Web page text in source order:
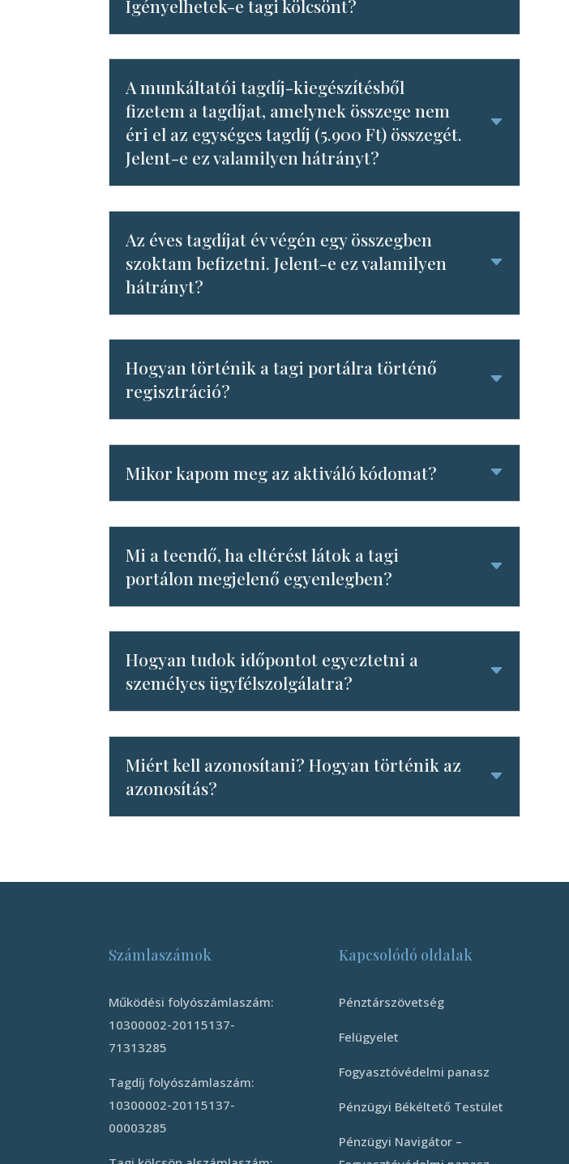
Igényelhetek-e tagi kölcsönt?
A munkáltatói tagdíj-kiegészítésből
fizetem a tagdíjat, amelynek összege nem
éri el az egységes tagdíj (5.900 Ft) összegét.
Jelent-e ez valamilyen hátrányt?
Az éves tagdíjat év végén egy összegben
szoktam befizetni. Jelent-e ez valamilyen
hátrányt?
Hogyan történik a tagi portálra történő
regisztráció?
Mikor kapom meg az aktiváló kódomat?
Mi a teendő, ha eltérést látok a tagi
portálon megjelenő egyenlegben?
Hogyan tudok időpontot egyeztetni a
személyes ügyfélszolgálatra?
Miért kell azonosítani? Hogyan történik az
azonosítás?
Számlaszámok
Működési folyószámlaszám:
10300002-20115137-
71313285
Tagdíj folyószámlaszám:
10300002-20115137-
00003285
Kapcsolódó oldalak
Pénztárszövetség
Felügyelet
Fogyasztóvédelmi panasz
Pénzügyi Békéltető Testület
Pénzügyi Navigátor –